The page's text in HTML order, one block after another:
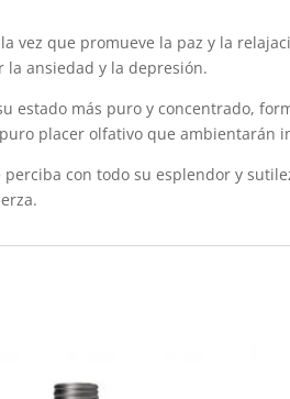
vez que promueve la paz y la
la ansiedad y la depresión.
estado más puro y concentrado,
placer olfativo que ambientarán
con todo su esplendor y